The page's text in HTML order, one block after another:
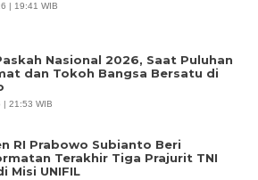
| 19:41 WIB
Nasional 2026, Saat Puluhan
dan Tokoh Bangsa Bersatu di
| 21:53 WIB
RI Prabowo Subianto Beri
Terakhir Tiga Prajurit TNI
Misi UNIFIL